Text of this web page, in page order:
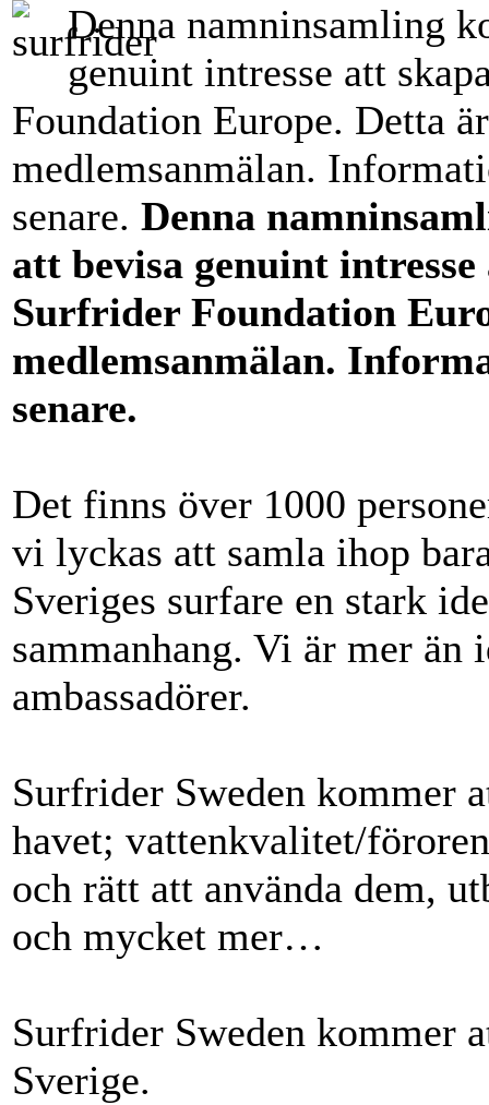
Denna namninsamling
genuint intresse att
Foundation Europe. Detta
medlemsanmälan.
senare. Denna
att bevisa genuint
Surfrider Foundation
medlemsanmälan.
senare.
Det finns över 1000
vi lyckas att samla ihop
Sveriges surfare en stark
sammanhang. Vi är mer
ambassadörer.
Surfrider Sweden kommer
havet; vattenkvalitet/
och rätt att använda dem,
och mycket mer…
Surfrider Sweden kommer
Sverige.